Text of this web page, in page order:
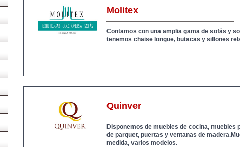
Molitex
Contamos con una amplia gama de sofás y
tenemos chaise longue, butacas y sillones
Quinver
Disponemos de muebles de cocina, muebles
de parquet, puertas y ventanas de
medida, varios modelos.